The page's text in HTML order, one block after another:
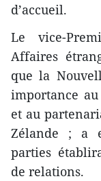
d’accueil.
Le vice-
Affaires
que la
importance
et au
Zélande ; a
parties
de relations.